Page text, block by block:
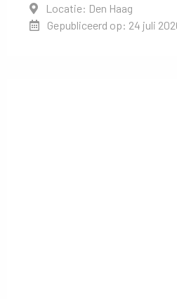
Locatie: Den Haag
Gepubliceerd op: 24 juli